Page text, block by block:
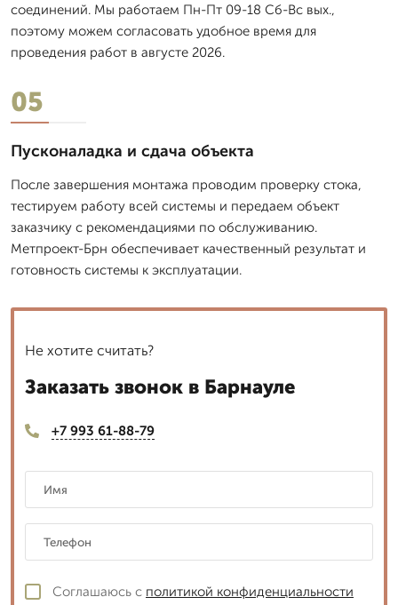
соединений. Мы работаем Пн-Пт 09-18 Сб-Вс вых.,
поэтому можем согласовать удобное время для
проведения работ в августе 2026.
05
Пусконаладка и сдача объекта
После завершения монтажа проводим проверку стока,
тестируем работу всей системы и передаем объект
заказчику с рекомендациями по обслуживанию.
Метпроект-Брн обеспечивает качественный результат и
готовность системы к эксплуатации.
Не хотите считать?
Заказать звонок в Барнауле
+7 993 61-88-79
Соглашаюсь с политикой конфиденциальности